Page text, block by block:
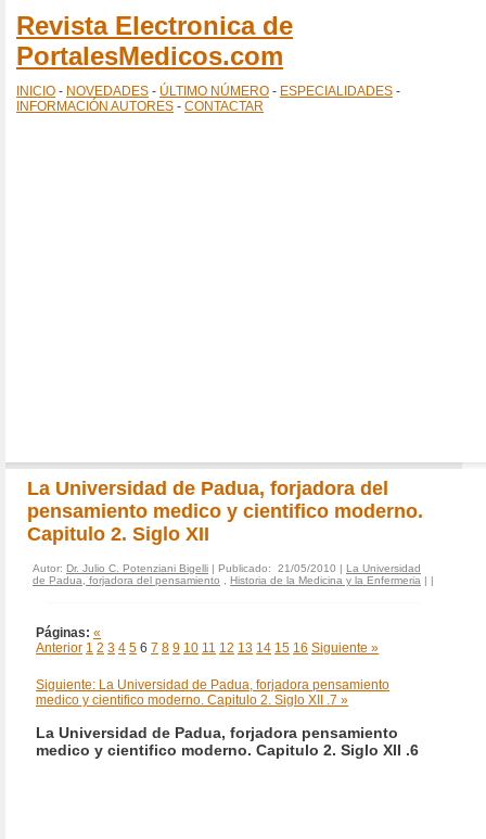
Revista Electronica de
PortalesMedicos.com
INICIO - NOVEDADES - ÚLTIMO NÚMERO - ESPECIALIDADES -
INFORMACIÓN AUTORES - CONTACTAR
La Universidad de Padua, forjadora del
pensamiento medico y cientifico moderno.
Capitulo 2. Siglo XII
Autor: Dr. Julio C. Potenziani Bigelli | Publicado: 21/05/2010 | La Universidad
de Padua, forjadora del pensamiento
Historia de la Medicina y la Enfermeria | |
Páginas: «
Anterior 1 2 3 4 5 6 7 8 9 10 11 12 13 14 15 16 Siguiente »
Siguiente: La Universidad de Padua, forjadora pensamiento
medico y cientifico moderno. Capitulo 2. Siglo XII .7 »
La Universidad de Padua, forjadora pensamiento
medico y cientifico moderno. Capitulo 2. Siglo XII .6